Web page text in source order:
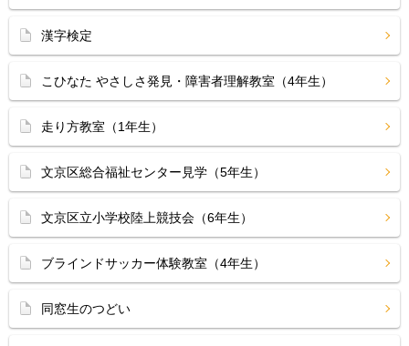
漢字検定
こひなた やさしさ発見・障害者理解教室（4年生）
走り方教室（1年生）
文京区総合福祉センター見学（5年生）
文京区立小学校陸上競技会（6年生）
ブラインドサッカー体験教室（4年生）
同窓生のつどい